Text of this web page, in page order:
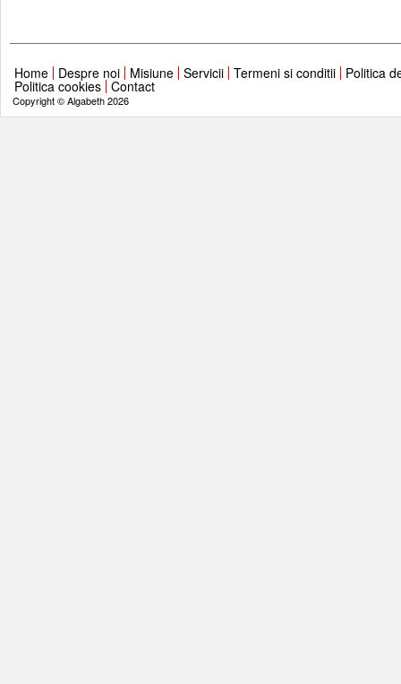
Home Despre noi Misiune Servicii Termeni si conditii Politica
Politica cookies Contact
Copyright © Algabeth 2026